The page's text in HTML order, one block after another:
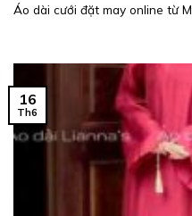
Áo dài cưới đặt may online từ
16
Th6